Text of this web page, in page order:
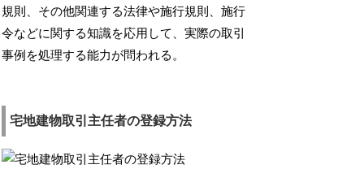
規則、その他関連する法律や施行規則、施行
令などに関する知識を応用して、実際の取引
事例を処理する能力が問われる。
宅地建物取引主任者の登録方法